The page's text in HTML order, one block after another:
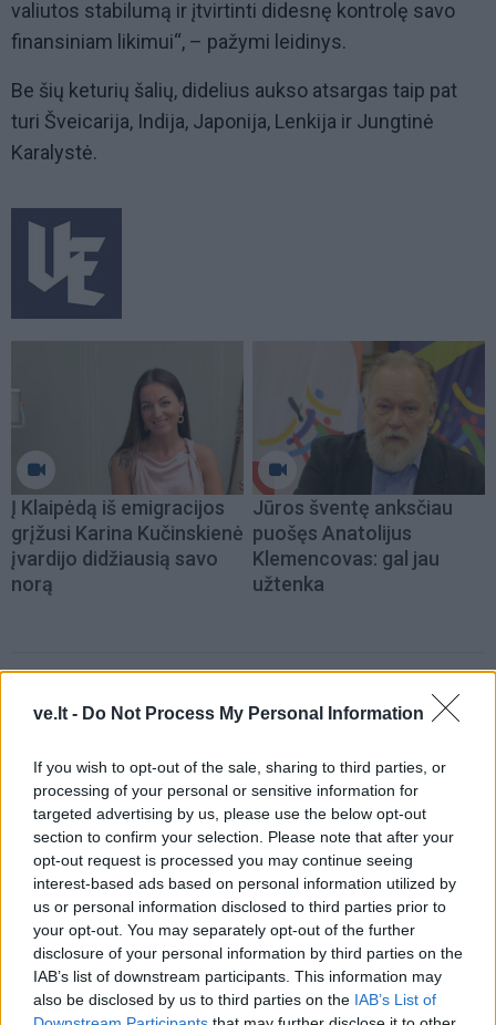
ve.lt - Do Not Process My Personal Information
If you wish to opt-out of the sale, sharing to third parties, or
processing of your personal or sensitive information for
targeted advertising by us, please use the below opt-out
section to confirm your selection. Please note that after your
opt-out request is processed you may continue seeing
interest-based ads based on personal information utilized by
us or personal information disclosed to third parties prior to
your opt-out. You may separately opt-out of the further
disclosure of your personal information by third parties on the
IAB’s list of downstream participants. This information may
also be disclosed by us to third parties on the IAB’s List of
valiutos stabilumą ir įtvirtinti didesnę kontrolę savo
finansiniam likimui“, – pažymi leidinys.
Be šių keturių šalių, didelius aukso atsargas taip pat
turi Šveicarija, Indija, Japonija, Lenkija ir Jungtinė
Karalystė.
Į Klaipėdą iš emigracijos
grįžusi Karina Kučinskienė
įvardijo didžiausią savo
norą
Jūros šventę anksčiau
puošęs Anatolijus
Klemencovas: gal jau
užtenka
artimiausiomis dienomis laukia
triumfas visuose reikaluose
Šie Zodiako ženklai pagaliau
pasieks proveržį, kurio taip ilgai
laukė
Dienos horoskopas 12 Zodiako
ženklų: svarbu neperžengti savo
galimybių ribos